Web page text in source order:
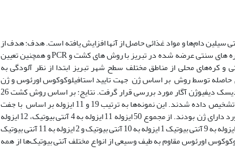
سیلین دام‌ها و مواد غذائی حاصل از آنها افزایش یافته است. هدف: هدف از
مطالعه حاضر تعیین میزان شیوع استافیلوکوکوس اورئوس‌ ‌مقاوم به متی سیلین در پنیر های سفید و کره های سنتی عرضه شده در تبریز با روش های کشت و PCR و همچنین تعیین
مطالعه حاضر 250 نمونه از پنیر‌های سفید سنتی و کره‌های محلی از مناطق مختلف سطح شهر تبریز ابتدا از نظر آلودگی به
حاصله توسط روش ‌ بر اساس ژن ‌ جهت تایید استافیلوکوکوس اورئوس و ژن
مقاومت متی سیلین A ارزیابی شده و در نهایت الگوی مقاومت آنتی بیوتیکی ایزوله‌ها با استفاده روش دیسک دیفیوژن آگار مورد بررسی قرار گرفت. نتایج: بر اساس روش کشت 26
نمونه از پنیر‌ها و 24 نمونه از کره‌های مورد آزمایش آلوده به استافیلوکوکوس اورئوس کوآگولاز مثبت تشخیص داده شدند. این نمونه‌ها به ترتیب 19 و 11 ایزوله بر اساس ‌ با جفت
پرایمر ژن ‌ بعنوان استافیلوکوکوس اورئوس مورد تایید قرار گرفتند. از مجموع 30 ایزوله دارای ژن 11 مورد دارای ژن ‌‌‌ بودند. از مجموع 50 ایزوله 11 ایزوله به 4 آنتی بیوتیک، 12 ایزوله
ایزوله به 5 آنتی بیوتیک، 6 ایزوله به 6 آنتی بیوتیک، 6 ایزوله به 7 آنتی بیوتیک 6 ایزوله به 8 آنتی بیوتیک 6 ایزوله به 9 آنتی بیوتیک 1 ایزوله به 10 آنتی بیوتیک و 2 ایزوله به 11 آنتی بیوتیک
اورئوس مقاوم به طیف وسیعی از انواع مختلف آنتی بیوتیک‌ها از همه